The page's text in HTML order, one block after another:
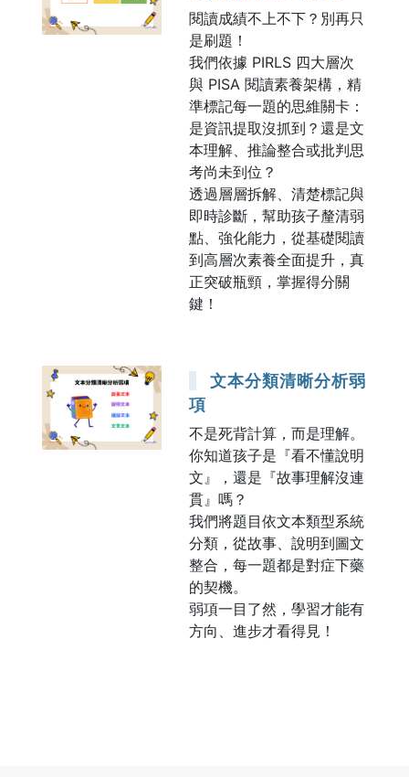
閱讀成績不上不下？別再只
是刷題！
我們依據 PIRLS 四大層次
與 PISA 閱讀素養架構，精
準標記每一題的思維關卡：
是資訊提取沒抓到？還是文
本理解、推論整合或批判思
考尚未到位？
透過層層拆解、清楚標記與
即時診斷，幫助孩子釐清弱
點、強化能力，從基礎閱讀
到高層次素養全面提升，真
正突破瓶頸，掌握得分關
鍵！
文本分類清晰分析弱
項
不是死背計算，而是理解。
你知道孩子是『看不懂說明
文』，還是『故事理解沒連
貫』嗎？
我們將題目依文本類型系統
分類，從故事、說明到圖文
整合，每一題都是對症下藥
的契機。
弱項一目了然，學習才能有
方向、進步才看得見！